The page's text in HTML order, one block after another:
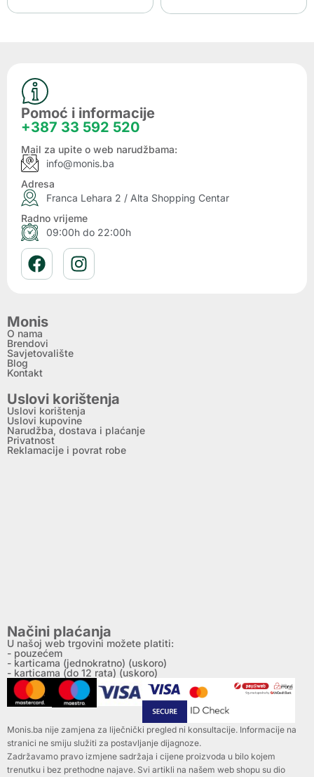
Pomoć i informacije
+387 33 592 520
Mail za upite o web narudžbama:
info@monis.ba
Adresa
Franca Lehara 2 / Alta Shopping Centar
Radno vrijeme
09:00h do 22:00h
Monis
O nama
Brendovi
Savjetovalište
Blog
Kontakt
Uslovi korištenja
Uslovi korištenja
Uslovi kupovine
Narudžba, dostava i plaćanje
Privatnost
Reklamacije i povrat robe
Načini plaćanja
U našoj web trgovini možete platiti:
- pouzećem
- karticama (jednokratno) (uskoro)
- karticama (do 12 rata) (uskoro)
Monis.ba nije zamjena za liječnički pregled ni konsultacije. Informacije na
stranici ne smiju služiti za postavljanje dijagnoze.
Zadržavamo pravo izmjene sadržaja i cijene proizvoda u bilo kojem
trenutku i bez prethodne najave. Svi artikli na našem web shopu su dio